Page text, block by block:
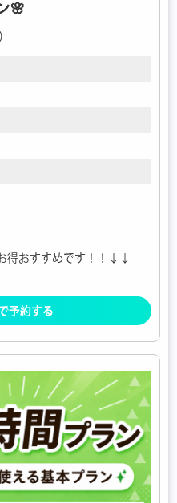
🌸
得おすすめです！！↓↓
予約する